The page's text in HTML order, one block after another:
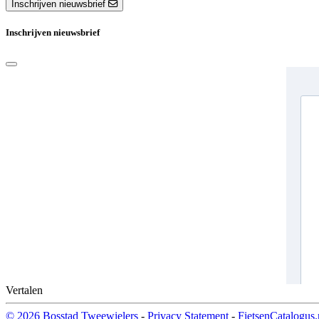
Inschrijven nieuwsbrief
Inschrijven nieuwsbrief
Vertalen
© 2026 Bosstad Tweewielers - Privacy Statement -